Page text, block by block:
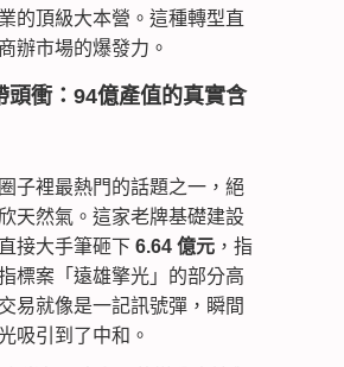
的頂級大本營。這種轉型直
辦市場的爆發力。
頭衝：94億產值的真實含
子裡最熱門的話題之一，絕
天然氣。這家老牌基礎建設
接大手筆砸下 6.64 億元 ，指
標案「遠雄擎光」的部分高
易就像是一記訊號彈，瞬間
吸引到了中和。